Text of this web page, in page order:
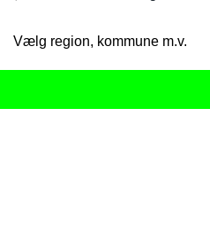
Vælg region, kommune m.v.